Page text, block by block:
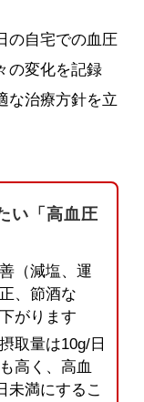
の自宅での血圧
の変化を記録
な治療方針を立
い「高血圧
（減塩、運
、節酒な
がります
取量は10g/日
高く、高血
未満にするこ